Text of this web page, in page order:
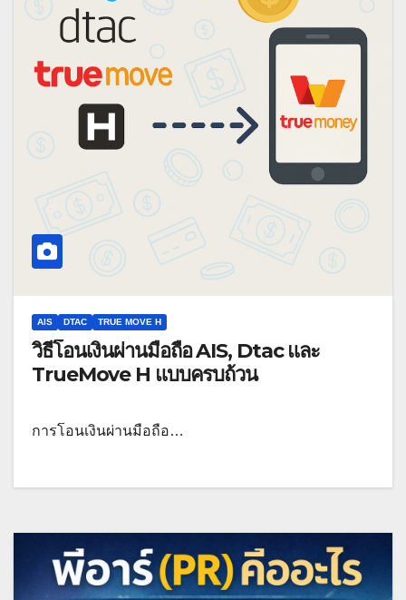
AIS DTAC TRUE MOVE H
วิธีโอนเงินผ่านมือถือ AIS, Dtac และ
TrueMove H แบบครบถ้วน
การโอนเงินผ่านมือถือ…